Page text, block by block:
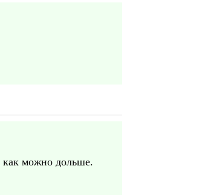
можно дольше.